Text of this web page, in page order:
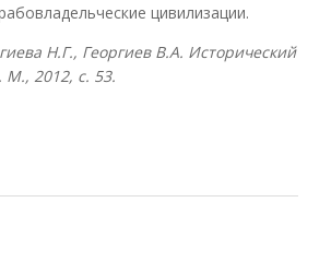
цивилизации.
Н.Г., Георгиев В.А. Исторический
М., 2012, с. 53.